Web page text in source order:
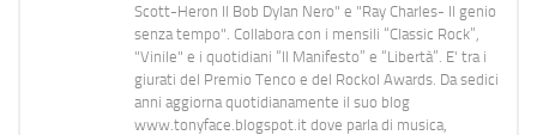
Scott-Heron Il Bob Dylan Nero" e "Ray Charles- Il genio
senza tempo". Collabora con i mensili “Classic Rock”,
"Vinile" e i quotidiani “Il Manifesto” e “Libertà”. E' tra i
giurati del Premio Tenco e del Rockol Awards. Da sedici
anni aggiorna quotidianamente il suo blog
www.tonyface.blogspot.it dove parla di musica,